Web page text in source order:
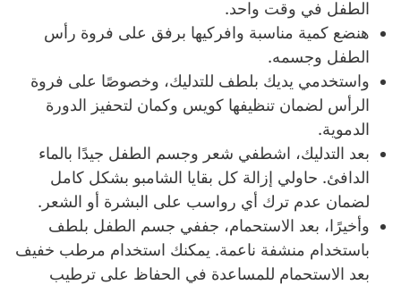
الطفل في وقت واحد.
هنضع كمية مناسبة وافركيها برفق على فروة رأس
الطفل وجسمه.
واستخدمي يديك بلطف للتدليك، وخصوصًا على فروة
الرأس لضمان تنظيفها كويس وكمان لتحفيز الدورة
الدموية.
بعد التدليك، اشطفي شعر وجسم الطفل جيدًا بالماء
الدافئ. حاولي إزالة كل بقايا الشامبو بشكل كامل
لضمان عدم ترك أي رواسب على البشرة أو الشعر.
وأخيرًا، بعد الاستحمام، جففي جسم الطفل بلطف
باستخدام منشفة ناعمة. يمكنك استخدام مرطب خفيف
بعد الاستحمام للمساعدة في الحفاظ على ترطيب